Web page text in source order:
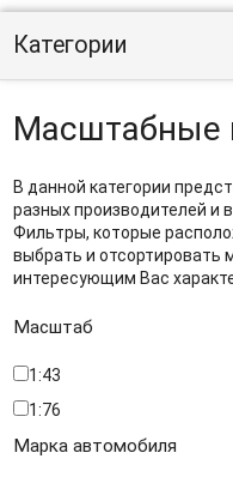
Категории
Масштабные
В данной категории
разных производителей и
Фильтры, которые
выбрать и отсортировать
интересующим Вас
Масштаб
1:43
1:76
Марка автомобиля